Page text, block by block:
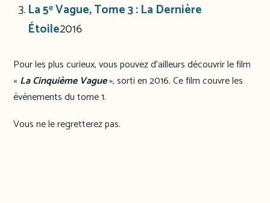
La 5ᵉ Vague, Tome 3 : La Dernière
Étoile2016
Pour les plus curieux, vous pouvez d’ailleurs découvrir le film
« La Cinquième Vague», sorti en 2016. Ce film couvre les
événements du tome 1.
Vous ne le regretterez pas.